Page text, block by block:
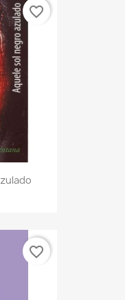
favorite_border
favorite_border